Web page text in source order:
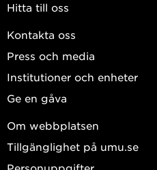
Hitta till oss
Kontakta oss
Press och media
Institutioner och enheter
Ge en gåva
Om webbplatsen
Tillgänglighet på umu.se